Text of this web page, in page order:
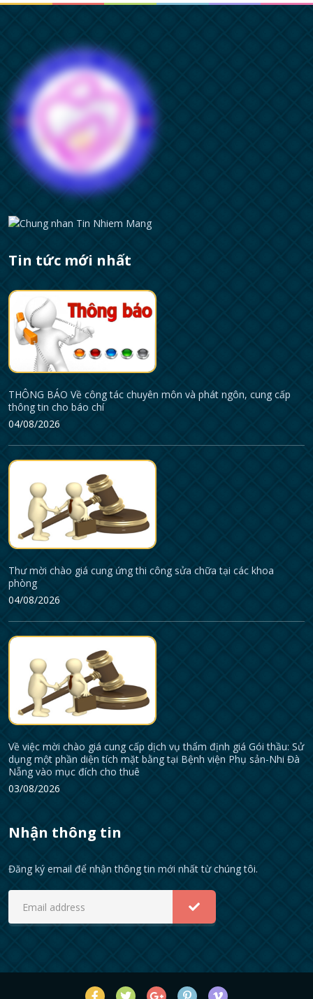
Tin tức mới nhất
THÔNG BÁO Về công tác chuyên môn và phát ngôn, cung cấp
thông tin cho báo chí
04/08/2026
Thư mời chào giá cung ứng thi công sửa chữa tại các khoa
phòng
04/08/2026
Về việc mời chào giá cung cấp dịch vụ thẩm định giá Gói thầu: Sử
dụng một phần diện tích mặt bằng tại Bệnh viện Phụ sản-Nhi Đà
Nẵng vào mục đích cho thuê
03/08/2026
Nhận thông tin
Đăng ký email để nhận thông tin mới nhất từ chúng tôi.